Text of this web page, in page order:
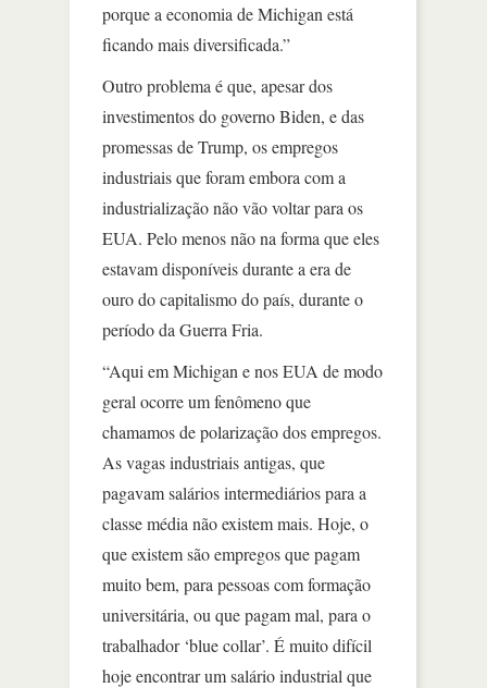
porque a economia de Michigan está
ficando mais diversificada.”
Outro problema é que, apesar dos
investimentos do governo Biden, e das
promessas de Trump, os empregos
industriais que foram embora com a
industrialização não vão voltar para os
EUA. Pelo menos não na forma que eles
estavam disponíveis durante a era de
ouro do capitalismo do país, durante o
período da Guerra Fria.
“Aqui em Michigan e nos EUA de modo
geral ocorre um fenômeno que
chamamos de polarização dos empregos.
As vagas industriais antigas, que
pagavam salários intermediários para a
classe média não existem mais. Hoje, o
que existem são empregos que pagam
muito bem, para pessoas com formação
universitária, ou que pagam mal, para o
trabalhador ‘blue collar’. É muito difícil
hoje encontrar um salário industrial que